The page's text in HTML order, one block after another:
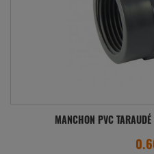
MANCHON PVC